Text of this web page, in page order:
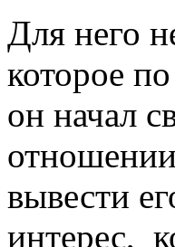
Для него
которое
он начал
вывести
интерес,